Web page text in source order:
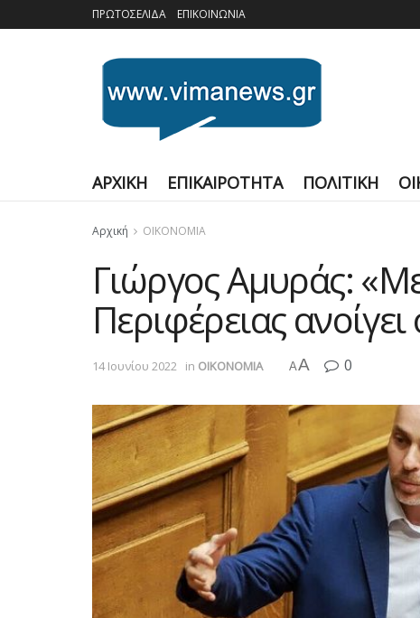
ΠΡΩΤΟΣΕΛΙΔΑ ΕΠΙΚΟΙΝΩΝΙΑ
ΑΡΧΙΚΗ ΕΠΙΚΑΙΡΟΤΗΤΑ ΠΟΛΙΤΙΚΗ
Αρχική ΟΙΚΟΝΟΜΙΑ
Γιώργος Αμυράς:
Περιφέρειας
14 Ιουνίου 2022 in ΟΙΚΟΝΟΜΙΑ AA 0